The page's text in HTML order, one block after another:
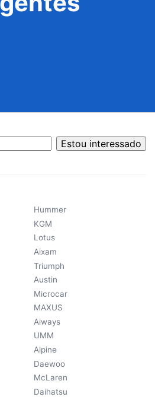
Estou interessado
Hummer
KGM
Lotus
Aixam
Triumph
Austin
Microcar
MAXUS
Aiways
UMM
Alpine
Daewoo
McLaren
Daihatsu